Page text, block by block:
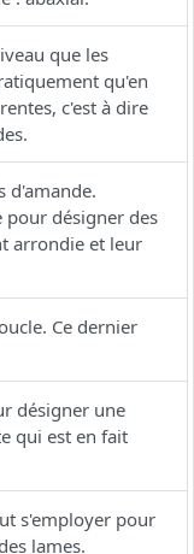
que les
qu'en
c'est à dire
d'amande.
pour désigner des
arrondie et leur
Ce dernier
désigner une
qui est en fait
s'employer pour
lames.